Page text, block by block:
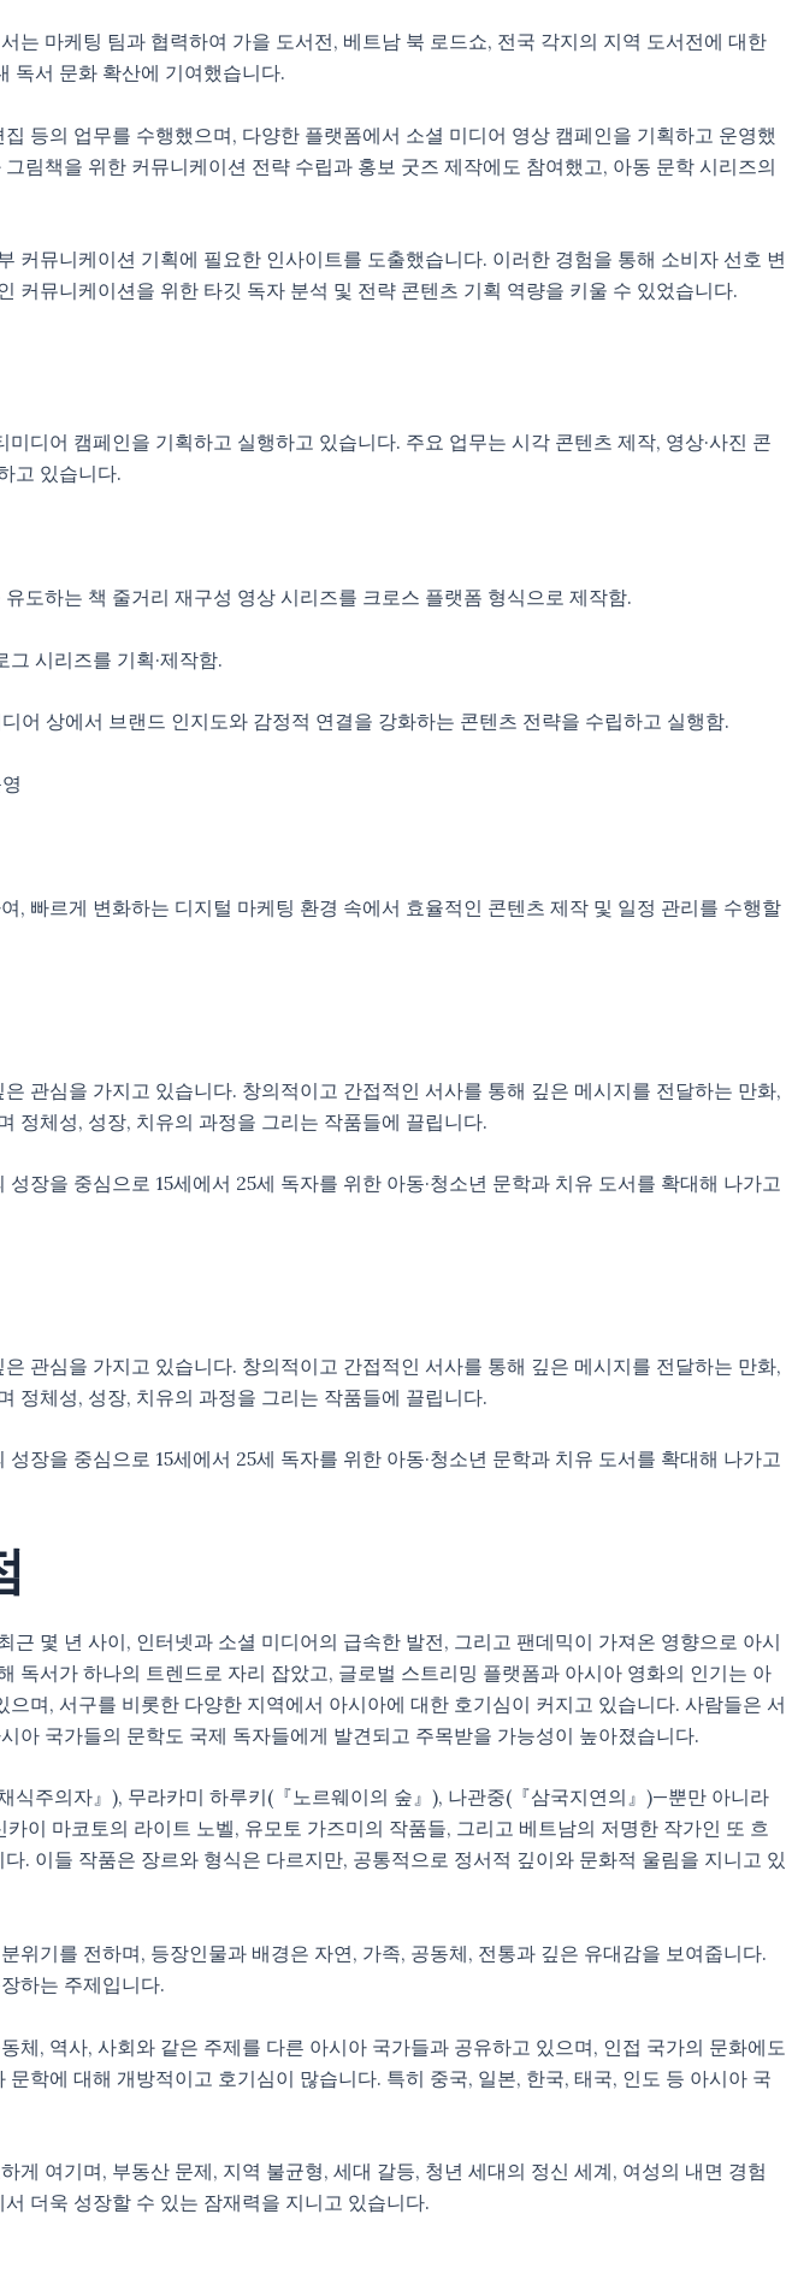
마케팅 팀과 협력하여 가을 도서전, 베트남 북 로드쇼, 전국 각지의 지역 도서전에 대한
독서 문화 확산에 기여했습니다.
등의 업무를 수행했으며, 다양한 플랫폼에서 소셜 미디어 영상 캠페인을 기획하고 운영했
림책을 위한 커뮤니케이션 전략 수립과 홍보 굿즈 제작에도 참여했고, 아동 문학 시리즈의
뮤니케이션 기획에 필요한 인사이트를 도출했습니다. 이러한 경험을 통해 소비자 선호 변
뮤니케이션을 위한 타깃 독자 분석 및 전략 콘텐츠 기획 역량을 키울 수 있었습니다.
디어 캠페인을 기획하고 실행하고 있습니다. 주요 업무는 시각 콘텐츠 제작, 영상·사진 콘
고 있습니다.
도하는 책 줄거리 재구성 영상 시리즈를 크로스 플랫폼 형식으로 제작함.
시리즈를 기획·제작함.
어 상에서 브랜드 인지도와 감정적 연결을 강화하는 콘텐츠 전략을 수립하고 실행함.
빠르게 변화하는 디지털 마케팅 환경 속에서 효율적인 콘텐츠 제작 및 일정 관리를 수행할
관심을 가지고 있습니다. 창의적이고 간접적인 서사를 통해 깊은 메시지를 전달하는 만화,
정체성, 성장, 치유의 과정을 그리는 작품들에 끌립니다.
장을 중심으로 15세에서 25세 독자를 위한 아동·청소년 문학과 치유 도서를 확대해 나가고
관심을 가지고 있습니다. 창의적이고 간접적인 서사를 통해 깊은 메시지를 전달하는 만화,
정체성, 성장, 치유의 과정을 그리는 작품들에 끌립니다.
장을 중심으로 15세에서 25세 독자를 위한 아동·청소년 문학과 치유 도서를 확대해 나가고
몇 년 사이, 인터넷과 소셜 미디어의 급속한 발전, 그리고 팬데믹이 가져온 영향으로 아시
서가 하나의 트렌드로 자리 잡았고, 글로벌 스트리밍 플랫폼과 아시아 영화의 인기는 아
며, 서구를 비롯한 다양한 지역에서 아시아에 대한 호기심이 커지고 있습니다. 사람들은 서
아 국가들의 문학도 국제 독자들에게 발견되고 주목받을 가능성이 높아졌습니다.
주의자』), 무라카미 하루키(『노르웨이의 숲』), 나관중(『삼국지연의』)—뿐만 아니라
이 마코토의 라이트 노벨, 유모토 가즈미의 작품들, 그리고 베트남의 저명한 작가인 또 흐
이들 작품은 장르와 형식은 다르지만, 공통적으로 정서적 깊이와 문화적 울림을 지니고 있
기를 전하며, 등장인물과 배경은 자연, 가족, 공동체, 전통과 깊은 유대감을 보여줍니다.
하는 주제입니다.
, 역사, 사회와 같은 주제를 다른 아시아 국가들과 공유하고 있으며, 인접 국가의 문화에도
학에 대해 개방적이고 호기심이 많습니다. 특히 중국, 일본, 한국, 태국, 인도 등 아시아 국
여기며, 부동산 문제, 지역 불균형, 세대 갈등, 청년 세대의 정신 세계, 여성의 내면 경험
더욱 성장할 수 있는 잠재력을 지니고 있습니다.